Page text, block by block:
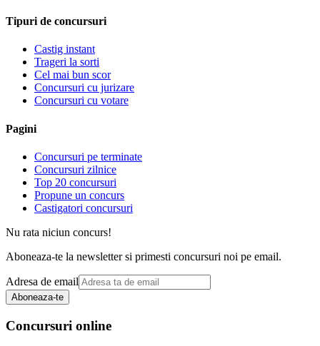
Tipuri de concursuri
Castig instant
Trageri la sorti
Cel mai bun scor
Concursuri cu jurizare
Concursuri cu votare
Pagini
Concursuri pe terminate
Concursuri zilnice
Top 20 concursuri
Propune un concurs
Castigatori concursuri
Nu rata niciun concurs!
Aboneaza-te la newsletter si primesti concursuri noi pe email.
Adresa de email
Aboneaza-te
Concursuri online